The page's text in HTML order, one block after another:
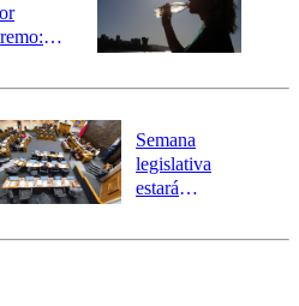
Alerta
en
comunas
Semana
legislativa
estará
el fin de la